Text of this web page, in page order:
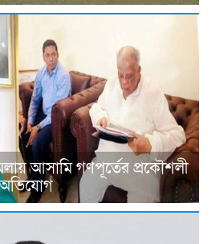
আসামি গণপূর্তের প্রকৌশলী
অভিযোগ